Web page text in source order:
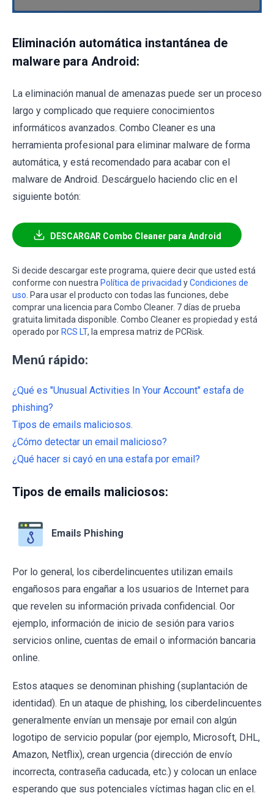
Eliminación automática instantánea de
malware para Android:
La eliminación manual de amenazas puede ser un proceso
largo y complicado que requiere conocimientos
informáticos avanzados. Combo Cleaner es una
herramienta profesional para eliminar malware de forma
automática, y está recomendado para acabar con el
malware de Android. Descárguelo haciendo clic en el
siguiente botón:
DESCARGAR Combo Cleaner para Android
Si decide descargar este programa, quiere decir que usted está
conforme con nuestra Política de privacidad yCondiciones de
uso. Para usar el producto con todas las funciones, debe
comprar una licencia para Combo Cleaner. 7 días de prueba
gratuita limitada disponible. Combo Cleaner es propiedad y está
operado por RCS LT, la empresa matriz de PCRisk.
Menú rápido:
¿Qué es "Unusual Activities In Your Account" estafa de
phishing?
Tipos de emails maliciosos.
¿Cómo detectar un email malicioso?
¿Qué hacer si cayó en una estafa por email?
Tipos de emails maliciosos:
Emails Phishing
Por lo general, los ciberdelincuentes utilizan emails
engañosos para engañar a los usuarios de Internet para
que revelen su información privada confidencial. Oor
ejemplo, información de inicio de sesión para varios
servicios online, cuentas de email o información bancaria
online.
Estos ataques se denominan phishing (suplantación de
identidad). En un ataque de phishing, los ciberdelincuentes
generalmente envían un mensaje por email con algún
logotipo de servicio popular (por ejemplo, Microsoft, DHL,
Amazon, Netflix), crean urgencia (dirección de envío
incorrecta, contraseña caducada, etc.) y colocan un enlace
esperando que sus potenciales víctimas hagan clic en el.